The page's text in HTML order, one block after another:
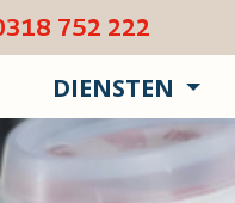
752 222
DIENSTEN